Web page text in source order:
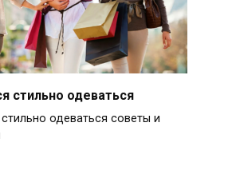
стильно одеваться
стильно одеваться советы и